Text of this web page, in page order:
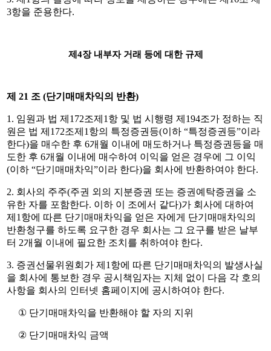
3항을 준용한다.
제 4장 내부자 거래 등에 대한 규제
제 21 조 (단기매매차익의 반환)
1. 임원과 법 제 172조제 1 항 및 법 시행령 제 194조가 정하는 직
원은 법 제 172조제 1 항의 특정증권등(이하 “특정증권등”이라
한다)을 매수한 후 6개월 이내에 매도하거나 특정증권등을 매
도한 후 6개월 이내에 매수하여 이익을 얻은 경우에 그 이익
(이하 “단기매매차익”이라 한다)을 회사에 반환하여야 한다.
2. 회사의 주주(주권 외의 지분증권 또는 증권예탁증권을 소
유한 자를 포함한다. 이하 이 조에서 같다)가 회사에 대하여
제 1 항에 따른 단기매매차익을 얻은 자에게 단기매매차익의
반환청구를 하도록 요구한 경우 회사는 그 요구를 받은 날부
터 2개월 이내에 필요한 조치를 취하여야 한다.
3. 증권선물위원회가 제 1 항에 따른 단기매매차익의 발생사실
을 회사에 통보한 경우 공시책임자는 지체 없이 다음 각 호의
사항을 회사의 인터넷 홈페이지에 공시하여야 한다.
① 단기매매차익을 반환해야 할 자의 지위
② 단기매매차익 금액